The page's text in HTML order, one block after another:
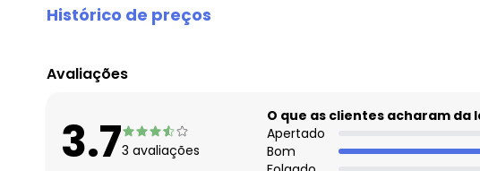
Histórico de preços
agosto/2026
maio/2026
abril/2026
Avaliações
3.73 avaliações
O que as clientes acharam da
Apertado
Bom